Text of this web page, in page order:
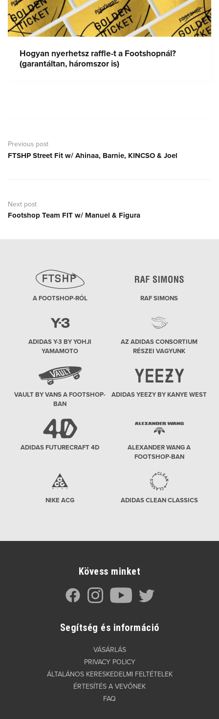
Hogyan nyerhetsz raffle-t a Footshopnál?
(garantáltan, háromszor is)
navigáció
Previous post
Previous
FTSHP Street Fit w/ Ahinaa, Barnie, KINCSO & Joel
Next post
Next
Footshop Team FIT w/ Manuel & Figura
A FOOTSHOP-RÓL RAF SIMONS
ADIDAS Y-3 BY YOHJI
YAMAMOTO
AZ ADIDAS CONSORTIUM
RÉSZEI VAGYUNK
VAULT BY VANS A FOOTSHOP-
BAN
ADIDAS YEEZY BY KANYE WEST
ADIDAS FUTURECRAFT 4D
ALEXANDER WANG A
FOOTSHOP-BAN
NIKE ACG ADIDAS CLEAN CLASSICS
Kövess minket
Segítség és információ
VÁSÁRLÁS
PRIVACY POLICY
ÁLTALÁNOS KERESKEDELMI FELTÉTELEK
ÉRTESÍTÉS A VEVŐNEK
FAQ